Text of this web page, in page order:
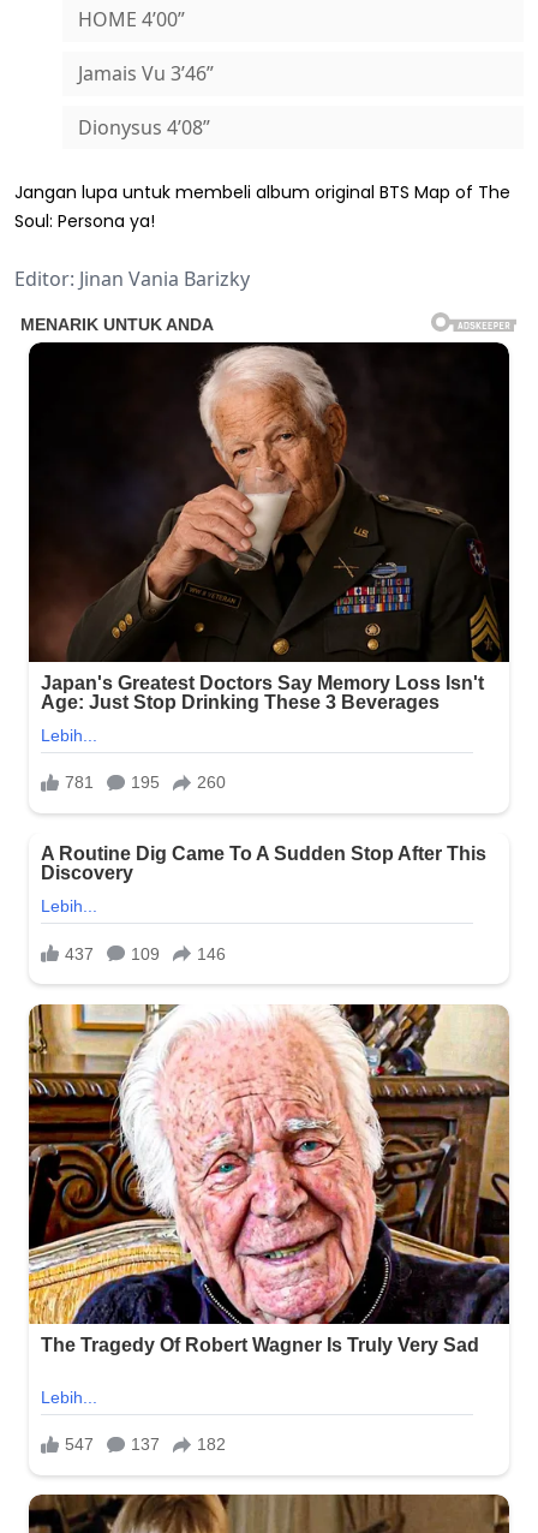
HOME 4’00”
Jamais Vu 3’46”
Dionysus 4’08”
Jangan lupa untuk membeli album original BTS Map of The
Soul: Persona ya!
Editor: Jinan Vania Barizky